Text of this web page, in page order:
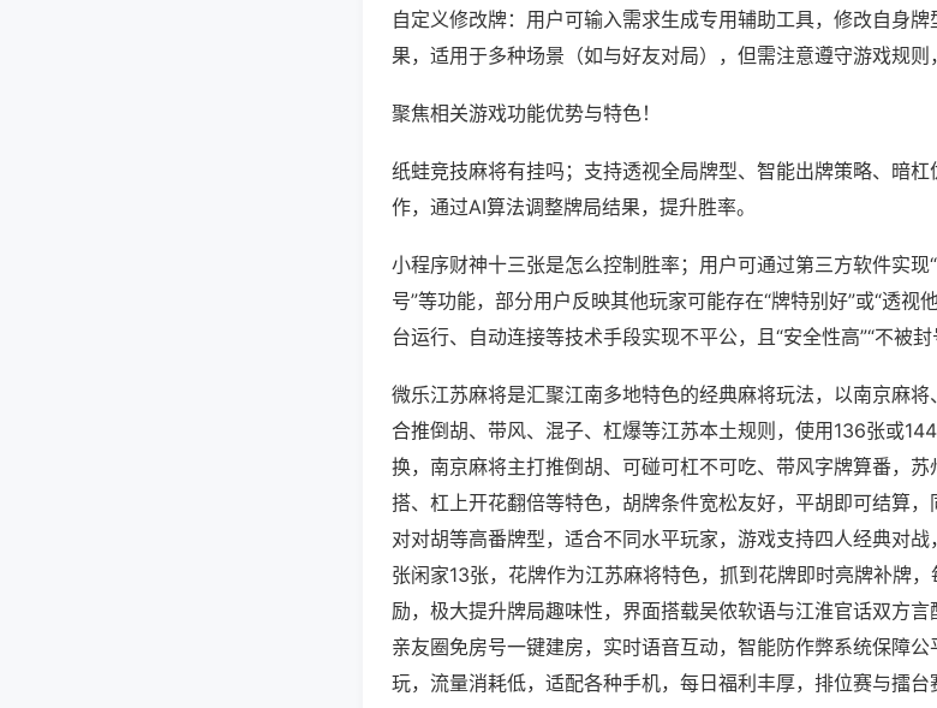
自定义修改牌：用户可输入需求生成专用辅助工具，修改自身牌
果，适用于多种场景（如与好友对局），但需注意遵守游戏规则
聚焦相关游戏功能优势与特色！
纸蛙竞技麻将有挂吗；支持透视全局牌型、智能出牌策略、暗
作，通过AI算法调整牌局结果，提升胜率。
小程序财神十三张是怎么控制胜率；用户可通过第三方软件实现
号”等功能，部分用户反映其他玩家可能存在“牌特别好”或“透视
台运行、自动连接等技术手段实现不平公，且“安全性高”“不被封
微乐江苏麻将是汇聚江南多地特色的经典麻将玩法，以南京麻
合推倒胡、带风、混子、杠爆等江苏本土规则，使用136张或
换，南京麻将主打推倒胡、可碰可杠不可吃、带风字牌算番，
搭、杠上开花翻倍等特色，胡牌条件宽松友好，平胡即可结算，
对对胡等高番牌型，适合不同水平玩家，游戏支持四人经典对
张闲家13张，花牌作为江苏麻将特色，抓到花牌即时亮牌补牌
励，极大提升牌局趣味性，界面搭载吴侬软语与江淮官话双方言
亲友圈免房号一键建房，实时语音互动，智能防作弊系统保障
玩，流量消耗低，适配各种手机，每日福利丰厚，排位赛与擂